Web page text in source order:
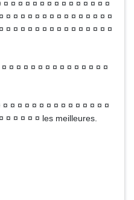
¤ ¤ ¤ ¤ ¤ ¤ ¤ ¤ ¤ ¤ ¤ ¤ ¤ ¤
¤ ¤ ¤ ¤ ¤ ¤ ¤ ¤ ¤ ¤ ¤ ¤ ¤ ¤ ¤
¤ ¤ ¤ ¤ ¤ ¤ ¤ ¤ ¤ ¤ ¤ ¤ ¤ ¤ ¤
¤ ¤ ¤ ¤ ¤ ¤ ¤ ¤ ¤ ¤ ¤ ¤ ¤ ¤
¤ ¤ ¤ ¤ ¤ ¤ ¤ ¤ ¤ ¤ ¤ ¤ ¤ ¤
¤ ¤ ¤ ¤ ¤ les meilleures.